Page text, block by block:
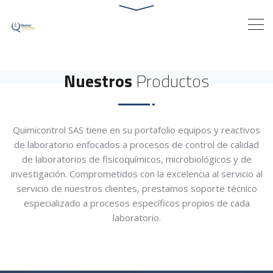
Nuestros Productos
Quimicontrol SAS tiene en su portafolio equipos y reactivos
de laboratorio enfocados a procesos de control de calidad
de laboratorios de fisicoquímicos, microbiológicos y de
investigación. Comprometidos con la excelencia al servicio al
servicio de nuestros clientes, prestamos soporte técnico
especializado a procesos específicos propios de cada
laboratorio.